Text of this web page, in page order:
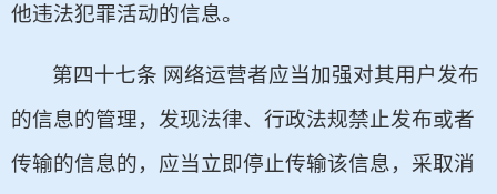
他违法犯罪活动的信息。
第四十七条 网络运营者应当加强对其用户发布
的信息的管理，发现法律、行政法规禁止发布或者
传输的信息的，应当立即停止传输该信息，采取消